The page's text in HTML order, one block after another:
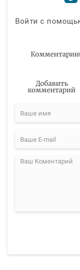
Войти с
Комментарии
Добавить
комментарий